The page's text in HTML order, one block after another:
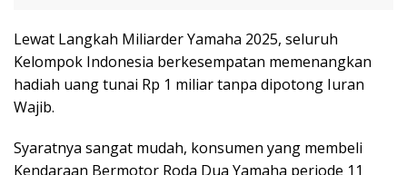
Lewat Langkah Miliarder Yamaha 2025, seluruh
Kelompok Indonesia berkesempatan memenangkan
hadiah uang tunai Rp 1 miliar tanpa dipotong Iuran
Wajib.
Syaratnya sangat mudah, konsumen yang membeli
Kendaraan Bermotor Roda Dua Yamaha periode 11